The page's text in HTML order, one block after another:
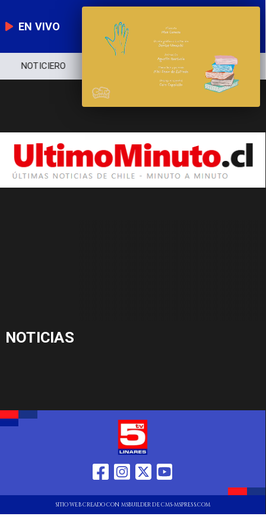
EN VIVO
NOTICIERO ECONOMÍA
NOTICIAS
SITIO WEB CREADO CON MSBUILDER DE CMS-MSPRESS.COM